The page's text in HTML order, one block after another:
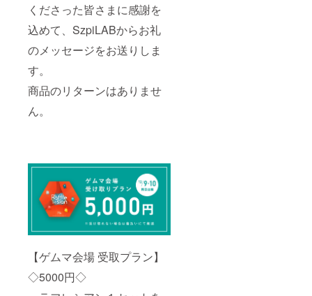
くださった皆さまに感謝を
込めて、SzpiLABからお礼
のメッセージをお送りしま
す。
商品のリターンはありませ
ん。
【ゲムマ会場 受取プラン】
◇5000円◇